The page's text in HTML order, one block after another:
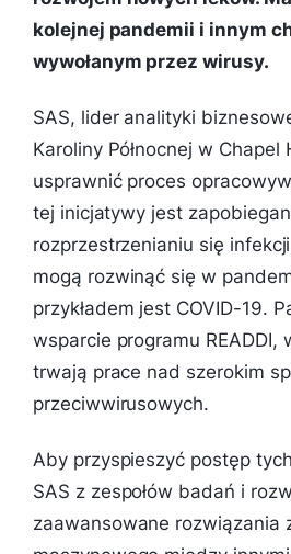
kolejnej pandemii i innym
wywołanym przez wirusy.
SAS, lider analityki
Karoliny Północnej w Chapel
usprawnić proces
tej inicjatywy jest
rozprzestrzenianiu się
mogą rozwinąć się w
przykładem jest COVID-19.
wsparcie programu READDI,
trwają prace nad szerokim
przeciwwirusowych.
Aby przyspieszyć postęp
SAS z zespołów badań i
zaawansowane rozwiązania